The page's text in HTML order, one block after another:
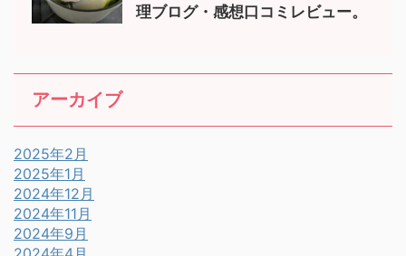
ツ・鶏肉、丸ごと蒸し料理。お料
アーカイブ
2025年2月
2025年1月
2024年12月
2024年11月